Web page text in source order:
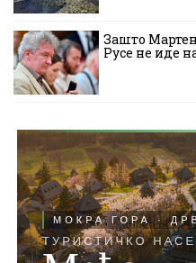
Зашто
Русе не иде